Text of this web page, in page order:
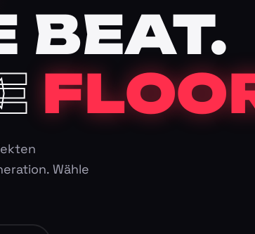
BEAT.
Wähle